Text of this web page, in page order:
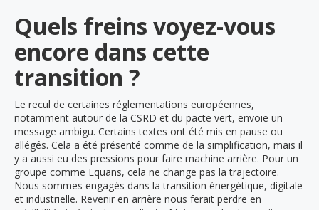
Quels freins voyez-vous
encore dans cette
transition ?
Le recul de certaines réglementations européennes,
notamment autour de la CSRD et du pacte vert, envoie un
message ambigu. Certains textes ont été mis en pause ou
allégés. Cela a été présenté comme de la simplification, mais il
y a aussi eu des pressions pour faire machine arrière. Pour un
groupe comme Equans, cela ne change pas la trajectoire.
Nous sommes engagés dans la transition énergétique, digitale
et industrielle. Revenir en arrière nous ferait perdre en